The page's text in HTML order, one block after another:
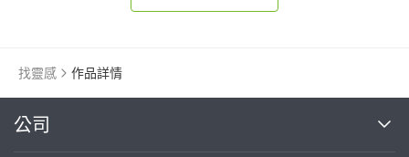
找靈感 作品詳情
公司繼續完成